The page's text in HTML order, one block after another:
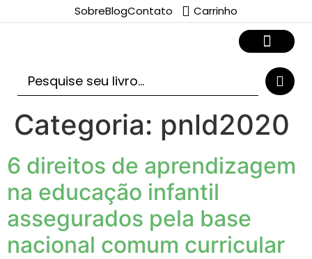
SobreBlogContato Carrinho
Categoria: pnld2020
6 direitos de aprendizagem
na educação infantil
assegurados pela base
nacional comum curricular